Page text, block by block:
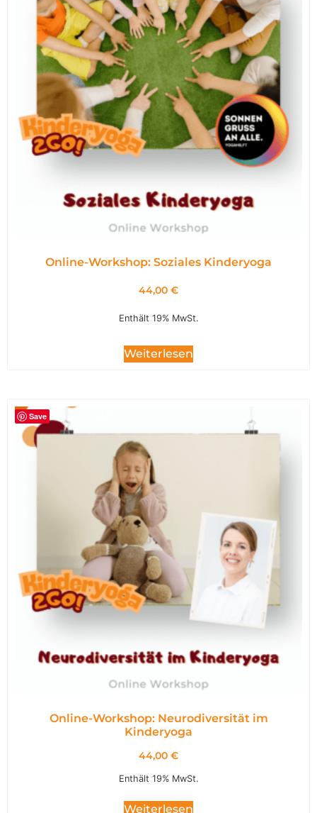
Online-Workshop: Soziales Kinderyoga
44,00 €
Enthält 19% MwSt.
Weiterlesen
Save
Online-Workshop: Neurodiversität im
Kinderyoga
44,00 €
Enthält 19% MwSt.
Weiterlesen